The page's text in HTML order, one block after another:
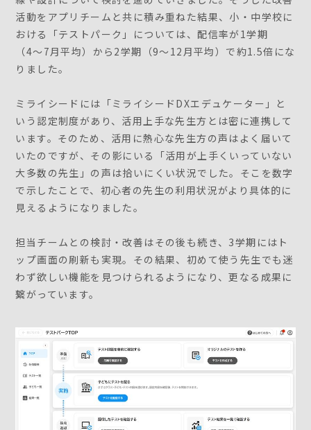
活動をアプリチームと共に積み重ねた結果、小・中学校に
おける「テストパーク」については、配信率が1学期
（4〜7月平均）から2学期（9〜12月平均）で約1.5倍にな
りました。
ミライシードには「ミライシードDXエデュケーター」と
いう認定制度があり、活用上手な先生方とは密に連携して
います。そのため、活用に熱心な先生方の声はよく届いて
いたのですが、その影にいる「活用が上手くいっていない
大多数の先生」の声は拾いにくい状況でした。そこを数字
で示したことで、初心者の先生の利用状況がより具体的に
見えるようになりました。
担当チームとの検討・改善はその後も続き、3学期にはト
ップ画面の刷新も実現。その結果、初めて使う先生でも迷
わず欲しい機能を見つけられるようになり、更なる成果に
繋がっています。